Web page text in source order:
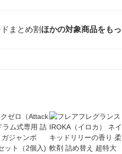
まとめ割 ほかの対象商品をも